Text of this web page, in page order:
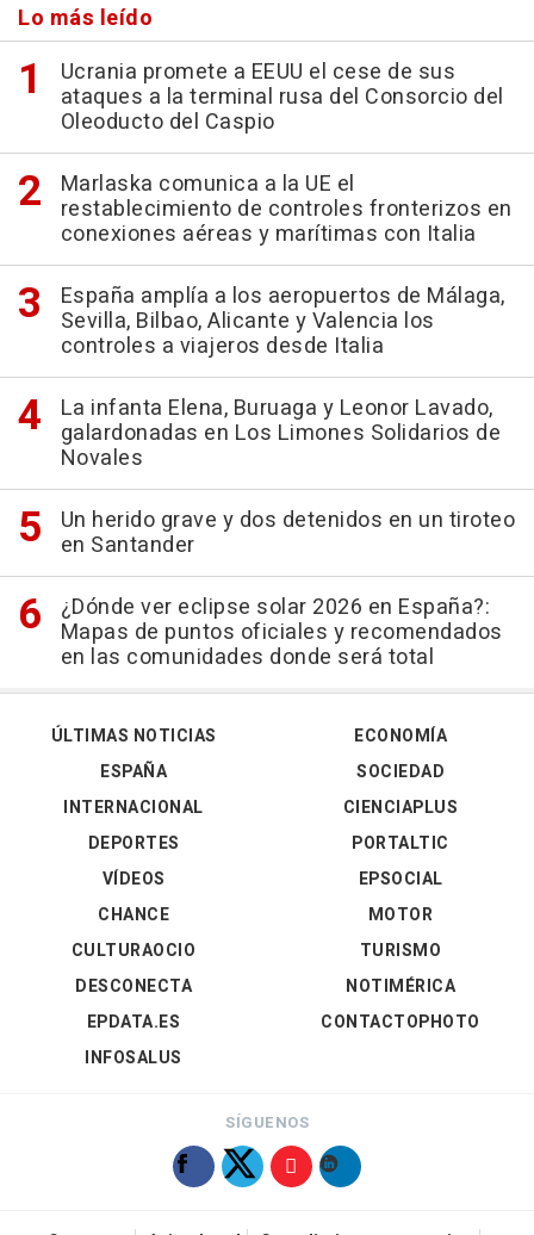
Lo más leído
Ucrania promete a EEUU el cese de sus
ataques a la terminal rusa del Consorcio del
Oleoducto del Caspio
Marlaska comunica a la UE el
restablecimiento de controles fronterizos en
conexiones aéreas y marítimas con Italia
España amplía a los aeropuertos de Málaga,
Sevilla, Bilbao, Alicante y Valencia los
controles a viajeros desde Italia
La infanta Elena, Buruaga y Leonor Lavado,
galardonadas en Los Limones Solidarios de
Novales
Un herido grave y dos detenidos en un tiroteo
en Santander
¿Dónde ver eclipse solar 2026 en España?:
Mapas de puntos oficiales y recomendados
en las comunidades donde será total
ÚLTIMAS NOTICIAS
ESPAÑA
INTERNACIONAL
DEPORTES
VÍDEOS
ECONOMÍA
SOCIEDAD
CIENCIAPLUS
PORTALTIC
EPSOCIAL
CHANCE
CULTURAOCIO
DESCONECTA
EPDATA.ES
INFOSALUS
MOTOR
TURISMO
NOTIMÉRICA
CONTACTOPHOTO
SÍGUENOS